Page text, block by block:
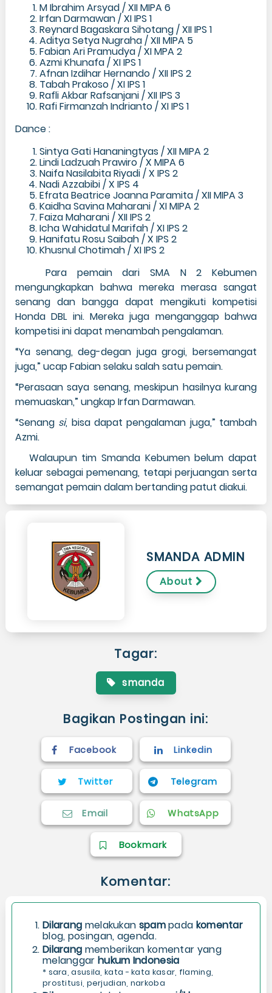
M Ibrahim Arsyad / XII MIPA 6
Irfan Darmawan / XI IPS 1
Reynard Bagaskara Sihotang / XII IPS 1
Aditya Setya Nugraha / XII MIPA 5
Fabian Ari Pramudya / XI MPA 2
Azmi Khunafa / XI IPS 1
Afnan Izdihar Hernando / XII IPS 2
Tabah Prakoso / XI IPS 1
Rafli Akbar Rafsanjani / XII IPS 3
Rafi Firmanzah Indrianto / XI IPS 1
Dance :
Sintya Gati Hananingtyas / XII MIPA 2
Lindi Ladzuah Prawiro / X MIPA 6
Naifa Nasilabita Riyadi / X IPS 2
Nadi Azzabibi / X IPS 4
Efrata Beatrice Joanna Paramita / XII MIPA 3
Kaidha Savina Maharani / XI MIPA 2
Faiza Maharani / XII IPS 2
Icha Wahidatul Marifah / XI IPS 2
Hanifatu Rosu Saibah / X IPS 2
Khusnul Chotimah / XI IPS 2
Para pemain dari SMA N 2 Kebumen
mengungkapkan bahwa mereka merasa sangat
senang dan bangga dapat mengikuti kompetisi
Honda DBL ini. Mereka juga menganggap bahwa
kompetisi ini dapat menambah pengalaman.
“Ya senang, deg-degan juga grogi, bersemangat
juga,” ucap Fabian selaku salah satu pemain.
“Perasaan saya senang, meskipun hasilnya kurang
memuaskan,” ungkap Irfan Darmawan.
“Senang si, bisa dapat pengalaman juga,” tambah
Azmi.
Walaupun tim Smanda Kebumen belum dapat
keluar sebagai pemenang, tetapi perjuangan serta
semangat pemain dalam bertanding patut diakui.
SMANDA ADMIN
About
Tagar:
smanda
Bagikan Postingan ini:
Facebook Linkedin
Twitter Telegram
Email WhatsApp
Bookmark
Komentar:
Dilarang melakukan spampada komentar
blog, posingan, agenda.
Dilarang memberikan komentar yang
melanggar hukum Indonesia
* sara, asusila, kata - kata kasar, flaming,
prostitusi, perjudian, narkoba